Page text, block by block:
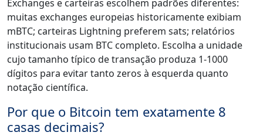
Exchanges e carteiras escolhem padrões diferentes:
muitas exchanges europeias historicamente exibiam
mBTC; carteiras Lightning preferem sats; relatórios
institucionais usam BTC completo. Escolha a unidade
cujo tamanho típico de transação produza 1-1000
dígitos para evitar tanto zeros à esquerda quanto
notação científica.
Por que o Bitcoin tem exatamente 8
casas decimais?